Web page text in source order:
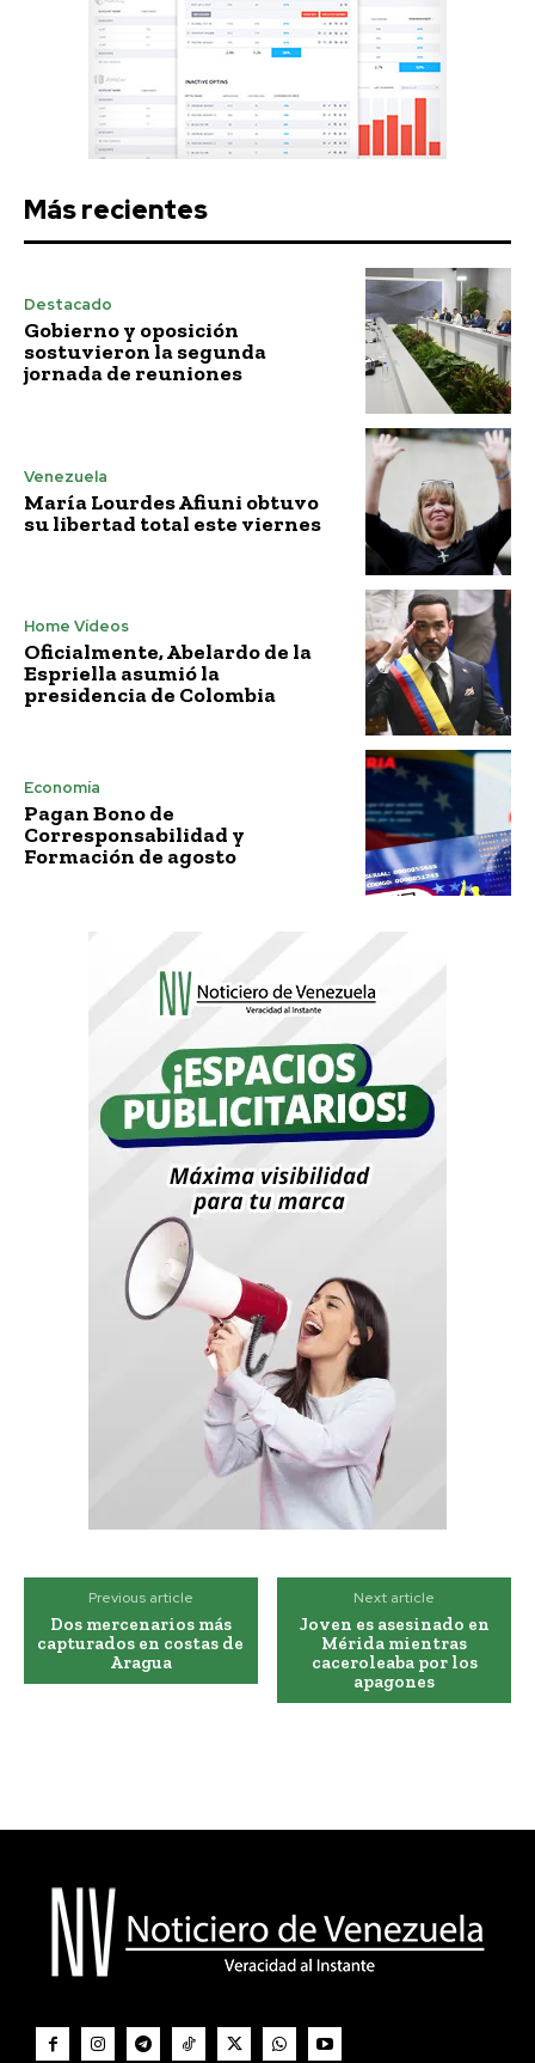
Más recientes
Destacado
Gobierno y oposición
sostuvieron la segunda
jornada de reuniones
Venezuela
María Lourdes Afiuni obtuvo
su libertad total este viernes
Home Vídeos
Oficialmente, Abelardo de la
Espriella asumió la
presidencia de Colombia
Economía
Pagan Bono de
Corresponsabilidad y
Formación de agosto
Previous article
Dos mercenarios más
capturados en costas de
Aragua
Next article
Joven es asesinado en
Mérida mientras
caceroleaba por los
apagones